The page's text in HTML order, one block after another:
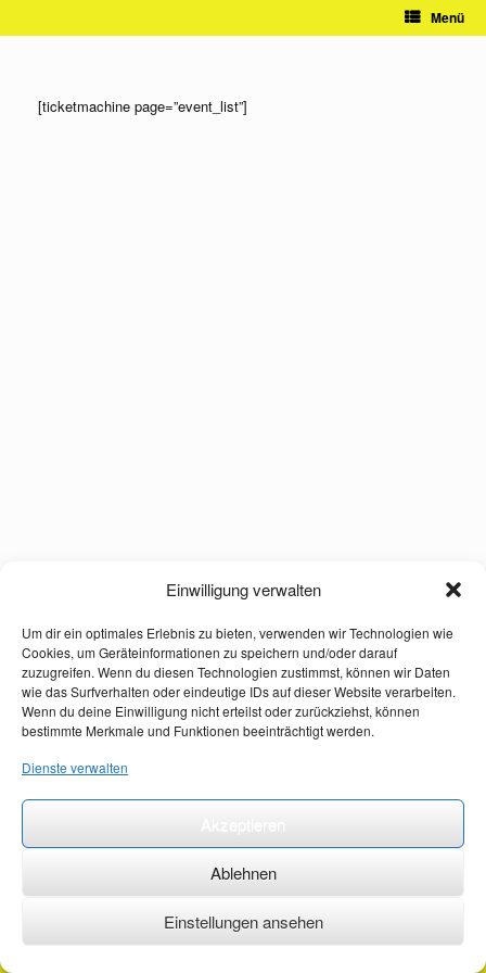
Einwilligung verwalten
Um dir ein optimales Erlebnis zu bieten, verwenden wir Technologien wie
Cookies, um Geräteinformationen zu speichern und/oder darauf
zuzugreifen. Wenn du diesen Technologien zustimmst, können wir Daten
wie das Surfverhalten oder eindeutige IDs auf dieser Website verarbeiten.
Wenn du deine Einwilligung nicht erteilst oder zurückziehst, können
bestimmte Merkmale und Funktionen beeinträchtigt werden.
Dienste verwalten
Ablehnen
Einstellungen ansehen
Menü
[ticketmachine page=”event_list”]
©2026 ·erstehilfekurs-mauch.de ·AGB ·Datenschutzerklärung ·Impressum ·